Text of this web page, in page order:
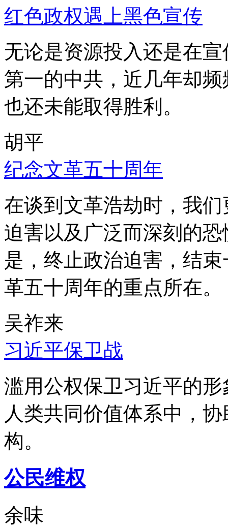
红色政权遇上黑色宣传
无论是资源投入还是在
第一的中共，近几年却
也还未能取得胜利。
胡平
纪念文革五十周年
在谈到文革浩劫时，我
迫害以及广泛而深刻的
是，终止政治迫害，结
革五十周年的重点所在。
吴祚来
习近平保卫战
滥用公权保卫习近平的
人类共同价值体系中，
构。
公民维权
余味